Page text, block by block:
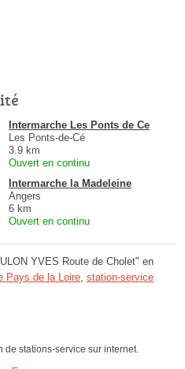
Intermarche Les Ponts de Ce
Les Ponts-de-Cé
3.9 km
Ouvert en continu
Intermarche la Madeleine
Angers
6 km
Ouvert en continu
YVES Route de Cholet" en
Pays de la Loire station-service
de stations-service sur internet.